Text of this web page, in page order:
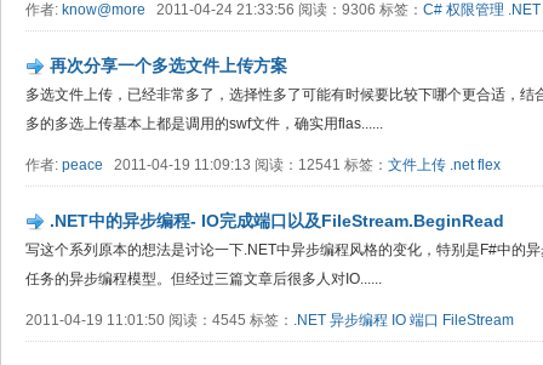
作者: know@more 2011-04-24 21:33:56 阅读：9306 标签： C# 权限管理 .NET
再次分享一个多选文件上传方案
多选文件上传，已经非常多了，选择性多了可能有时候要比较下哪个更合适，
多的多选上传基本上都是调用的swf文件，确实用flas......
作者: peace 2011-04-19 11:09:13 阅读：12541 标签： 文件上传 .net flex
.NET中的异步编程- IO完成端口以及FileStream.BeginRead
写这个系列原本的想法是讨论一下.NET中异步编程风格的变化，特别是F#中的
任务的异步编程模型。但经过三篇文章后很多人对IO......
2011-04-19 11:01:50 阅读：4545 标签： .NET 异步编程 IO 端口 FileStream